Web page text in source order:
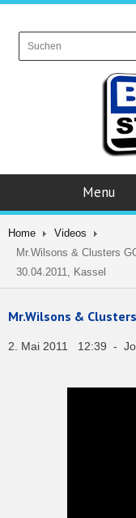
Menu
Home
Videos
Mr.Wilsons & Clusters
30.04.2011, Kassel
Mr.Wilsons &
2. Mai 2011 12:39 -